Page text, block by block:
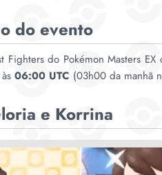
do evento
do Pokémon Masters EX
06:00 UTC (03h00 da manhã
e Korrina